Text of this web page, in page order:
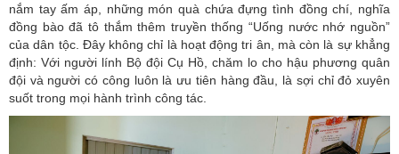
nắm tay ấm áp, những món quà chứa đựng tình đồng chí, nghĩa
đồng bào đã tô thắm thêm truyền thống “Uống nước nhớ nguồn”
của dân tộc. Đây không chỉ là hoạt động tri ân, mà còn là sự khẳng
định: Với người lính Bộ đội Cụ Hồ, chăm lo cho hậu phương quân
đội và người có công luôn là ưu tiên hàng đầu, là sợi chỉ đỏ xuyên
suốt trong mọi hành trình công tác.